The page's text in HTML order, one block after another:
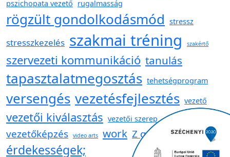
pszichopata vezető rugalmasság
rögzült gondolkodásmód stressz
stresszkezelés szakmai tréning szakértő
szervezeti kommunikáció tanulás
tapasztalatmegosztás tehetségprogram
versengés vezetésfejlesztés vezető
vezetői kiválasztás vezetői szerep
vezetőképzés video arts work Z generáció
érdekességek;